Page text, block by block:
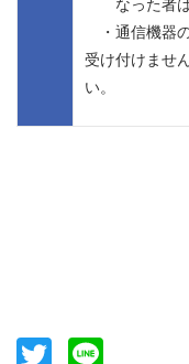
なった者は
・通信機器
受け付けませ
い。
Twitter